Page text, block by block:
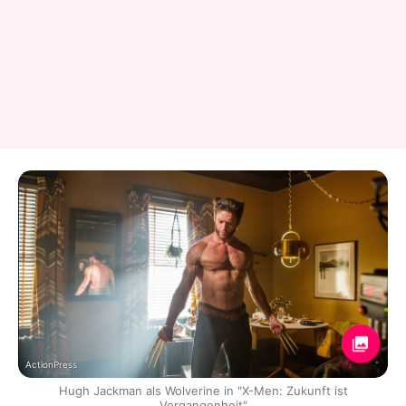
ActionPress
Hugh Jackman als Wolverine in "X-Men: Zukunft ist